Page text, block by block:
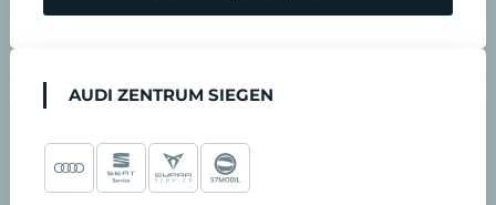
AUDI ZENTRUM SIEGEN